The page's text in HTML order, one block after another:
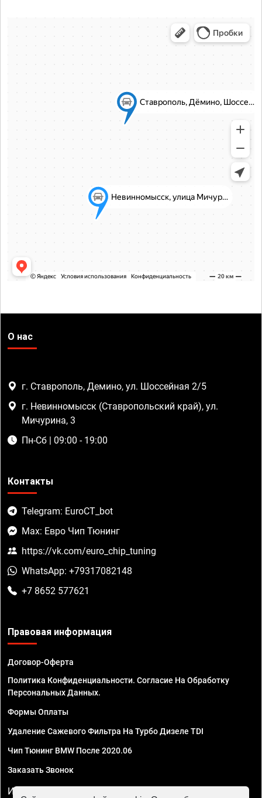
О нас
г. Ставрополь, Демино, ул. Шоссейная 2/5
г. Невинномысск (Ставропольский край), ул.
Мичурина, 3
Пн-Сб | 09:00 - 19:00
Контакты
Telegram: EuroCT_bot
Max: Евро Чип Тюнинг
https://vk.com/euro_chip_tuning
WhatsApp: +79317082148
+7 8652 577621
Правовая информация
Договор-Оферта
Политика Конфиденциальности. Согласие На Обработку
Персональных Данных.
Формы Оплаты
Удаление Сажевого Фильтра На Турбо Дизеле TDI
Чип Тюнинг BMW После 2020.06
Заказать Звонок
ИП Смирнов Георгий Павлович. ИНН 781302555843,